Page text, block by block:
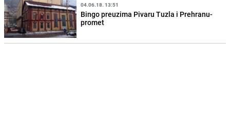
04.06.18. 13:51
Bingo preuzima Pivaru Tuzla i Prehranu-
promet